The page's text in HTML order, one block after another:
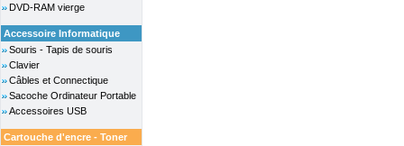
DVD-RAM vierge
Accessoire Informatique
Souris - Tapis de souris
Clavier
Câbles et Connectique
Sacoche Ordinateur Portable
Accessoires USB
Cartouche d'encre - Toner